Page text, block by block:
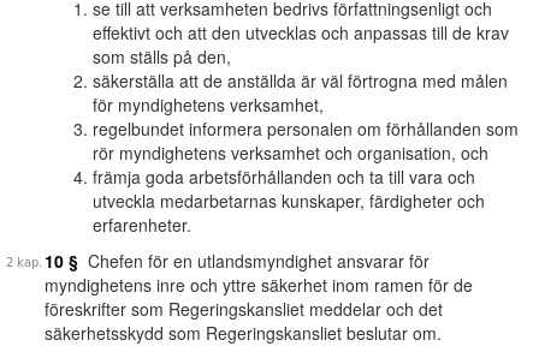
se till att verksamheten bedrivs författningsenligt och
effektivt och att den utvecklas och anpassas till de krav
som ställs på den,
säkerställa att de anställda är väl förtrogna med målen
för myndighetens verksamhet,
regelbundet informera personalen om förhållanden som
rör myndighetens verksamhet och organisation, och
främja goda arbetsförhållanden och ta till vara och
utveckla medarbetarnas kunskaper, färdigheter och
erfarenheter.
10 § Chefen för en utlandsmyndighet ansvarar för
myndighetens inre och yttre säkerhet inom ramen för de
föreskrifter som Regeringskansliet meddelar och det
säkerhetsskydd som Regeringskansliet beslutar om.